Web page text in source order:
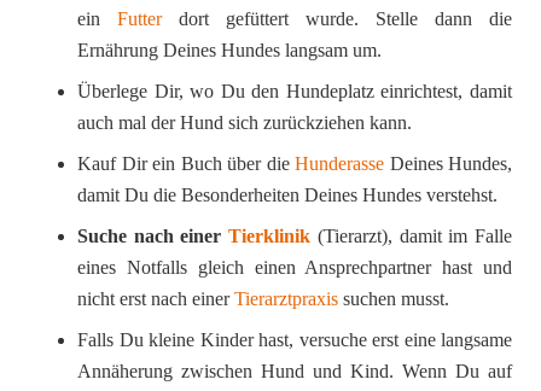
ein Futterdort gefüttert wurde. Stelle dann die
Ernährung Deines Hundes langsam um.
Überlege Dir, wo Du den Hundeplatz einrichtest, damit
auch mal der Hund sich zurückziehen kann.
Kauf Dir ein Buch über die Hunderasse Deines Hundes,
damit Du die Besonderheiten Deines Hundes verstehst.
Suche nach einerTierklinik (Tierarzt), damit im Falle
eines Notfalls gleich einen Ansprechpartner hast und
nicht erst nach einerTierarztpraxis suchen musst.
Falls Du kleine Kinder hast, versuche erst eine langsame
Annäherung zwischen Hund und Kind. Wenn Du auf